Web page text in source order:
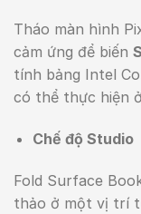
Tháo màn hình
cảm ứng để biến
tính bảng Intel
có thể thực hiện
Chế độ Studio
Fold Surface
thảo ở một vị trí